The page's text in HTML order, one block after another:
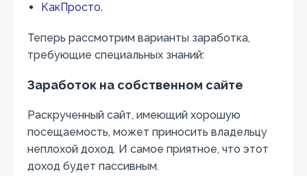
КакПросто.
Теперь рассмотрим варианты заработка,
требующие специальных знаний:
Заработок на собственном сайте
Раскрученный сайт, имеющий хорошую
посещаемость, может приносить владельцу
неплохой доход. И самое приятное, что этот
доход будет пассивным.